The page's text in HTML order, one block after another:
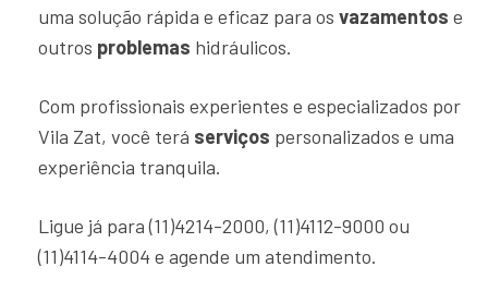
uma solução rápida e eficaz para os vazamentos e
outros problemas hidráulicos.
Com profissionais experientes e especializados por
Vila Zat, você terá serviços personalizados e uma
experiência tranquila.
Ligue já para (11)4214-2000, (11)4112-9000 ou
(11)4114-4004 e agende um atendimento.